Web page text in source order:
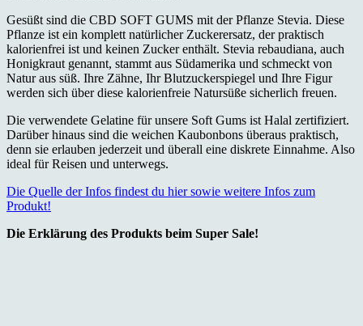
Gesüßt sind die CBD SOFT GUMS mit der Pflanze Stevia. Diese
Pflanze ist ein komplett natürlicher Zuckerersatz, der praktisch
kalorienfrei ist und keinen Zucker enthält. Stevia rebaudiana, auch
Honigkraut genannt, stammt aus Südamerika und schmeckt von
Natur aus süß. Ihre Zähne, Ihr Blutzuckerspiegel und Ihre Figur
werden sich über diese kalorienfreie Natursüße sicherlich freuen.
Die verwendete Gelatine für unsere Soft Gums ist Halal zertifiziert.
Darüber hinaus sind die weichen Kaubonbons überaus praktisch,
denn sie erlauben jederzeit und überall eine diskrete Einnahme. Also
ideal für Reisen und unterwegs.
Die Quelle der Infos findest du hier sowie weitere Infos zum
Produkt!
Die Erklärung des Produkts beim Super Sale!